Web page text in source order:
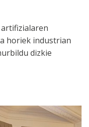
horiek industrian
dizkie